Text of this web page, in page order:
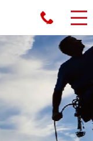
生
：
13
55
61
89
09
1